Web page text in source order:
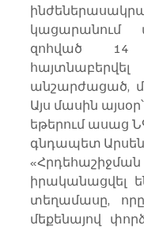
կացարանում
զոհված 14
անշարժացած,
Այս մասին
եթերում ասաց
գնդապետ Արսեն
իրականացվել
տեղամասը, որը
մեքենայով